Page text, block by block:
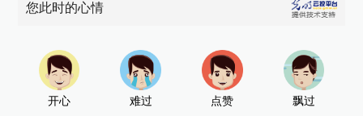
您此时的心情
开心 难过 点赞 飘过